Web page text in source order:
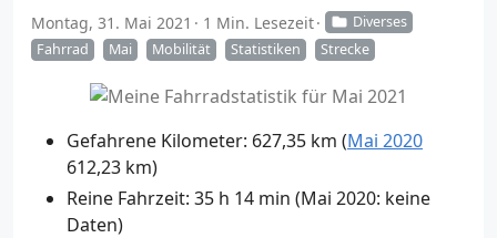
Montag, 31. Mai 2021 1 Min. Lesezeit
Diverses
Fahrrad
Mai Mobilität Statistiken Strecke
Gefahrene Kilometer: 627,35 km (Mai 2020
612,23 km)
Reine Fahrzeit: 35 h 14 min (Mai 2020: keine
Daten)